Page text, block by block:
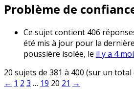
Problème de
Ce sujet contient 406
été mis à jour pour la
poussière isolée, le il y a 4
20 sujets de 381 à 400 (sur un total
← 1 2 3 … 19 20 21 →